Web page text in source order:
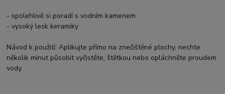
- spolehlivě si poradí s vodním kamenem
- vysoký lesk keramiky
Návod k použití: Aplikujte přímo na znečištěné plochy, nechte
několik minut působit vyčistěte, štětkou nebo opláchněte proudem
vody.